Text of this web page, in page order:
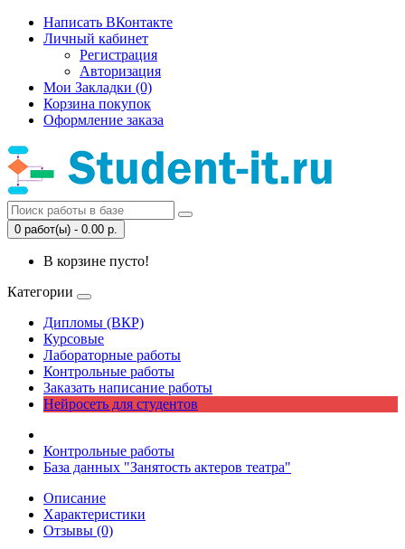
Написать ВКонтакте
Личный кабинет
Регистрация
Авторизация
Мои Закладки (0)
Корзина покупок
Оформление заказа
0 работ(ы) - 0.00 р.
В корзине пусто!
Категории
Дипломы (ВКР)
Курсовые
Лабораторные работы
Контрольные работы
Заказать написание работы
Нейросеть для студентов
Контрольные работы
База данных "Занятость актеров театра"
Описание
Характеристики
Отзывы (0)